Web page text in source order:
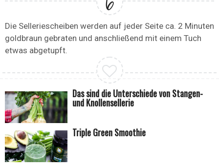
Die Selleriescheiben werden auf jeder Seite ca. 2 Minuten
goldbraun gebraten und anschließend mit einem Tuch
etwas abgetupft.
Das sind die Unterschiede von Stangen-
und Knollensellerie
Triple Green Smoothie